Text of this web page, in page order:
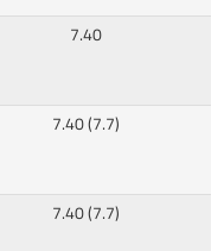
7.40
7.40 (7.7)
7.40 (7.7)